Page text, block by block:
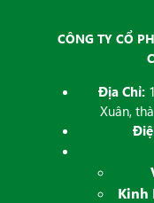
CÔNG TY CỔ
Địa Chỉ:
Xuân,
Kinh